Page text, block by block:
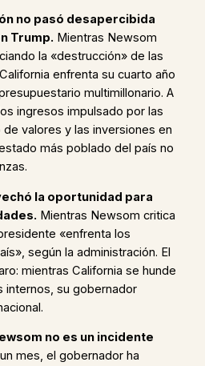
no pasó desapercibida
Trump. Mientras Newsom
la «destrucción» de las
enfrenta su cuarto año
multimillonario. A
ingresos impulsado por las
valores y las inversiones en
más poblado del país no
la oportunidad para
Mientras Newsom critica
«enfrenta los
según la administración. El
mientras California se hunde
internos, su gobernador
no es un incidente
mes, el gobernador ha